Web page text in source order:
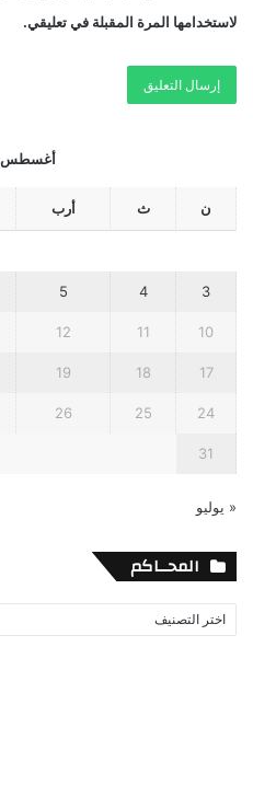
لاستخدامها المرة المقبلة في تعليقي.
أغسطس 2026
ن ث أرب
3
4
5
10
11
12
17
18
19
24
25
26
31
« يوليو
المحــاكم
المحــاكم